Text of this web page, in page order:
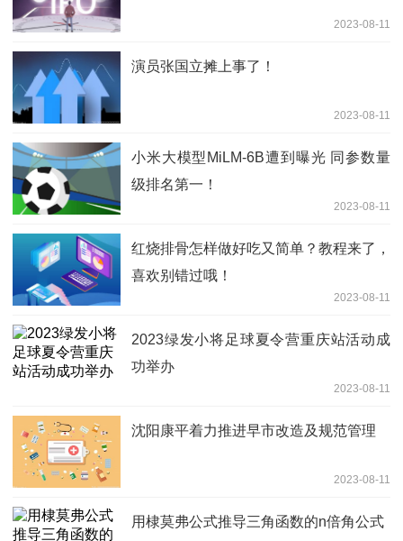
2023-08-11
演员张国立摊上事了！
2023-08-11
小米大模型MiLM-6B遭到曝光 同参数量
级排名第一！
2023-08-11
红烧排骨怎样做好吃又简单？教程来了，
喜欢别错过哦！
2023-08-11
2023绿发小将足球夏令营重庆站活动成
功举办
2023-08-11
沈阳康平着力推进早市改造及规范管理
2023-08-11
用棣莫弗公式推导三角函数的n倍角公式